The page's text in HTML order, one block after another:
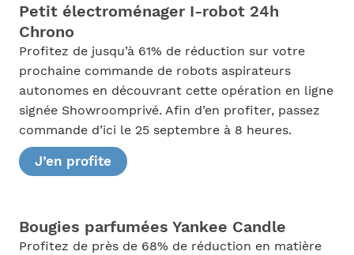
Petit électroménager I-robot 24h
Chrono
Profitez de jusqu’à 61% de réduction sur votre
prochaine commande de robots aspirateurs
autonomes en découvrant cette opération en ligne
signée Showroomprivé. Afin d’en profiter, passez
commande d’ici le 25 septembre à 8 heures.
J’en profite
Bougies parfumées Yankee Candle
Profitez de près de 68% de réduction en matière